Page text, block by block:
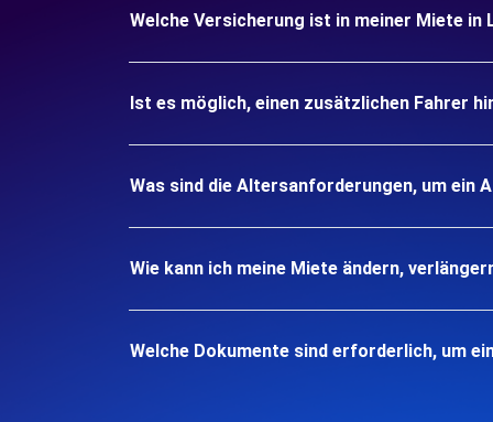
Welche Versicherung ist in meiner Miete
Ist es möglich, einen zusätzlichen Fahrer
Was sind die Altersanforderungen, um ein
Wie kann ich meine Miete ändern,
Welche Dokumente sind erforderlich, um